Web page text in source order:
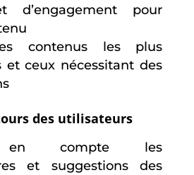
d’engagement pour
contenus les plus
et ceux nécessitant des
des utilisateurs
en compte les
et suggestions des